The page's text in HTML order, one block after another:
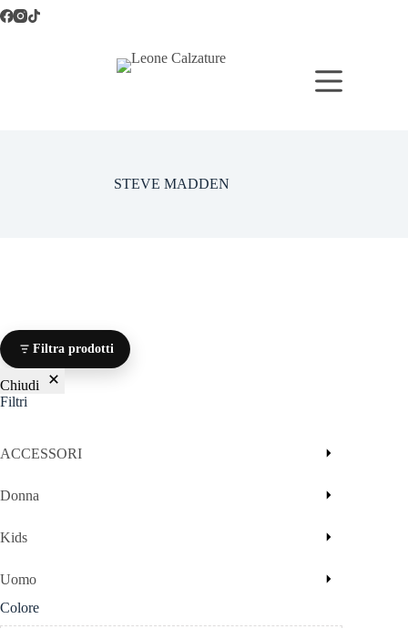
Salta
al
STEVE MADDEN
Filtra prodotti
Chiudi
Filtri
ACCESSORI
Donna
Kids
Uomo
Colore